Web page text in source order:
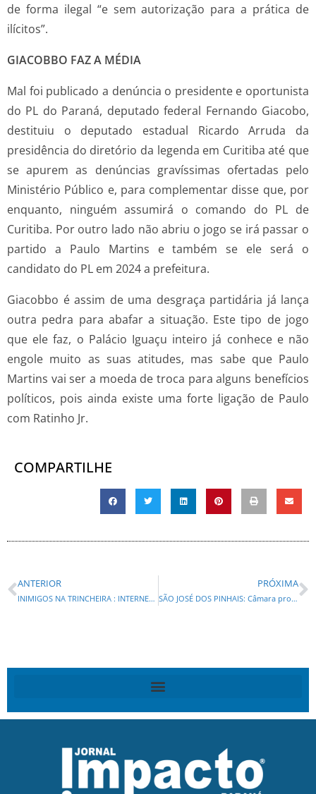
de forma ilegal “e sem autorização para a prática de
ilícitos”.
GIACOBBO FAZ A MÉDIA
Mal foi publicado a denúncia o presidente e oportunista
do PL do Paraná, deputado federal Fernando Giacobo,
destituiu o deputado estadual Ricardo Arruda da
presidência do diretório da legenda em Curitiba até que
se apurem as denúncias gravíssimas ofertadas pelo
Ministério Público e, para complementar disse que, por
enquanto, ninguém assumirá o comando do PL de
Curitiba. Por outro lado não abriu o jogo se irá passar o
partido a Paulo Martins e também se ele será o
candidato do PL em 2024 a prefeitura.
Giacobbo é assim de uma desgraça partidária já lança
outra pedra para abafar a situação. Este tipo de jogo
que ele faz, o Palácio Iguaçu inteiro já conhece e não
engole muito as suas atitudes, mas sabe que Paulo
Martins vai ser a moeda de troca para alguns benefícios
políticos, pois ainda existe uma forte ligação de Paulo
com Ratinho Jr.
COMPARTILHE
ANTERIOR
INIMIGOS NA TRINCHEIRA : INTERNET VIRA CAMPO DE GUERRA ENTRE BETO RICHA E DELTAN
PRÓXIMA
SÃO JOSÉ DOS PINHAIS: Câmara promove Audiência Pública para debatertransparência na instalação da Electrolux